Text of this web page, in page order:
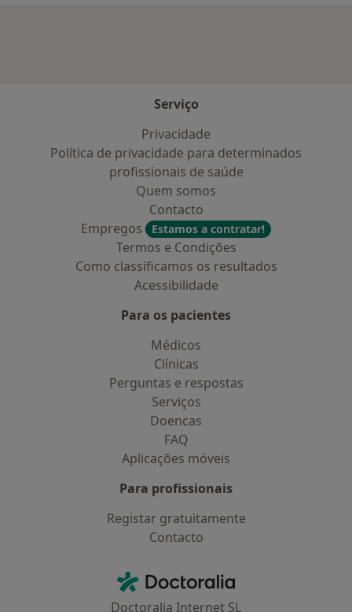
Serviço
Privacidade
Política de privacidade para determinados
profissionais de saúde
Quem somos
Contacto
Empregos
Estamos a contratar!
Termos e Condições
Como classificamos os resultados
Acessibilidade
Para os pacientes
Médicos
Clínicas
Perguntas e respostas
Serviços
Doencas
FAQ
Aplicações móveis
Para profissionais
Registar gratuitamente
Contacto
Doctoralia - Homepage
Doctoralia Internet SL